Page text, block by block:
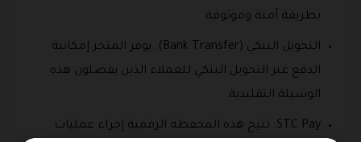
بطريقة آمنة وموثوقة.
التحويل البنكي (Bank Transfer): يوفر المتجر إمكانية
الدفع عبر التحويل البنكي للعملاء الذين يفضلون هذه
الوسيلة التقليدية.
STC Pay: تتيح هذه المحفظة الرقمية إجراء عمليات